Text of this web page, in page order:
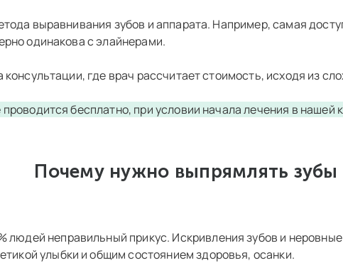
методом Clearcorrect (Straumann Group) One (до 24
лечение на элайнерах Eurokappa lite PRO
лечение на элайнерах Straumann Group, Clearcorrect
методом Angel Aligners Unlimited select
выравнивания зубов и аппарата. Например, самая
одинакова с элайнерами.
где врач рассчитает стоимость, исходя из
бесплатно, при условии начала лечения в нашей
Почему нужно выпрямлять зубы
неправильный прикус. Искривления зубов и
улыбки и общим состоянием здоровья, осанки.